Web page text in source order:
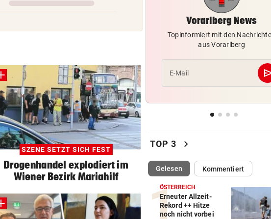
SZENE SETZT SICH FEST
Drogenhandel explodiert im
Wiener Bezirk Mariahilf
Verein als Tarnung für
Drogenplantage genutzt
BLÖD GELAUFEN vor
auf Wiese ein
NACH HARTEM KAMPF vor
Was tun gegen die schlechte
Vorarlberg News
Topinformiert mit den
aus Vorarlberg
E-Mail
TOP 3 chevron_right
Gelesen(ausgewählt)Kommentiert
ÖSTERREICH
Erneuter Allzeit-
Rekord ++ Hitze
noch nicht vorbei